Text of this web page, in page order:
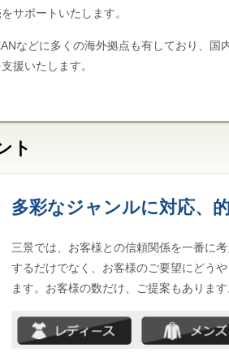
サポートいたします。
などに多くの海外拠点も有しており、国
援いたします。
ト
多彩なジャンルに対応、
三景では、お客様との信頼関係を一番に
するだけでなく、お客様のご要望にどう
ます。お客様の数だけ、ご提案もあります